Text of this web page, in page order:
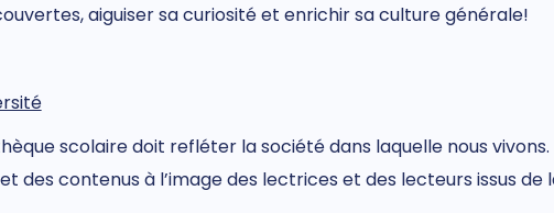
aiguiser sa curiosité et enrichir sa culture générale!
scolaire doit refléter la société dans laquelle nous
des contenus à l’image des lectrices et des lecteurs issus